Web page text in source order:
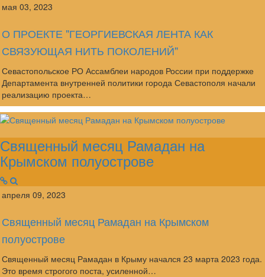
мая 03, 2023
О ПРОЕКТЕ "ГЕОРГИЕВСКАЯ ЛЕНТА КАК
СВЯЗУЮЩАЯ НИТЬ ПОКОЛЕНИЙ"
Севастопольское РО Ассамблеи народов России при поддержке
Департамента внутренней политики города Севастополя начали
реализацию проекта…
Священный месяц Рамадан на
Крымском полуострове
апреля 09, 2023
Священный месяц Рамадан на Крымском
полуострове
Священный месяц Рамадан в Крыму начался 23 марта 2023 года.
Это время строгого поста, усиленной…